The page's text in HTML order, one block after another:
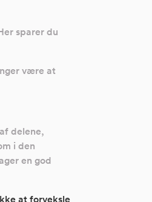
sparer du
være at
delene,
i den
en god
at forveksle